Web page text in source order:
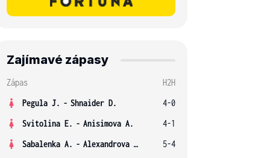
Zajímavé zápasy
Zápas
H2H
Pegula J. - Shnaider D.
4-0
Svitolina E. - Anisimova A.
4-1
Sabalenka A. - Alexandrova E.
5-4